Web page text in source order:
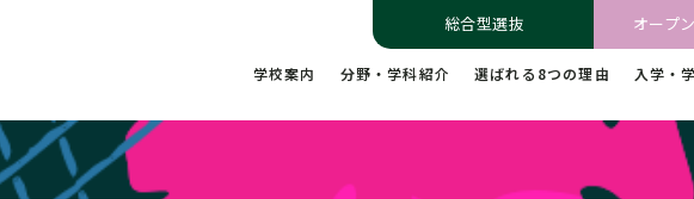
総合型選抜 オープ
学校案内 分野・学科紹介 選ばれる8つの理由 入学・